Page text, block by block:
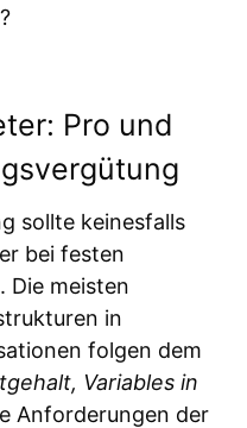
Pro und
sollte keinesfalls
bei festen
Die meisten
in
folgen dem
Variables in
Anforderungen der